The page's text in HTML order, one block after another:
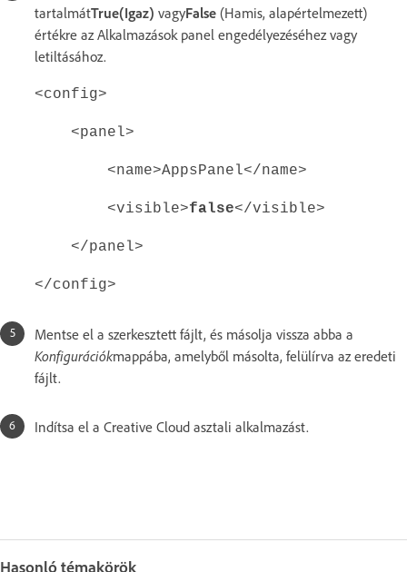
tartalmátTrue(Igaz) vagyFalse (Hamis, alapértelmezett)
értékre az Alkalmazások panel engedélyezéséhez vagy
letiltásához.
<config>
<panel>
<name>AppsPanel</name>
<visible>false</visible>
</panel>
</config>
Mentse el a szerkesztett fájlt, és másolja vissza abba a
Konfigurációkmappába, amelyből másolta, felülírva az eredeti
fájlt.
Indítsa el a Creative Cloud asztali alkalmazást.
Hasonló témakörök